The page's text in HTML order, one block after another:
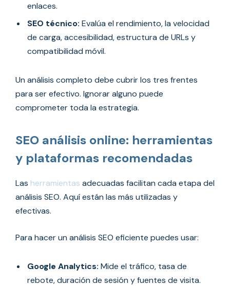
enlaces.
SEO técnico: Evalúa el rendimiento, la velocidad
de carga, accesibilidad, estructura de URLs y
compatibilidad móvil.
Un análisis completo debe cubrir los tres frentes
para ser efectivo. Ignorar alguno puede
comprometer toda la estrategia.
SEO análisis online: herramientas
y plataformas recomendadas
Las herramientas adecuadas facilitan cada etapa del
análisis SEO. Aquí están las más utilizadas y
efectivas.
Para hacer un análisis SEO eficiente puedes usar:
Google Analytics: Mide el tráfico, tasa de
rebote, duración de sesión y fuentes de visita.